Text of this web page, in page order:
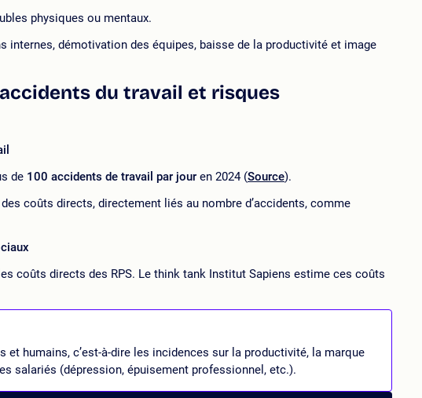
physiques ou mentaux.
internes, démotivation des équipes, baisse de la productivité et image
du travail et risques
de 100 accidents de travail par jour en 2024 (Source).
coûts directs, directement liés au nombre d’accidents, comme
coûts directs des RPS. Le think tank Institut Sapiens estime ces coûts
et humains, c’est-à-dire les incidences sur la productivité, la marque
salariés (dépression, épuisement professionnel, etc.).